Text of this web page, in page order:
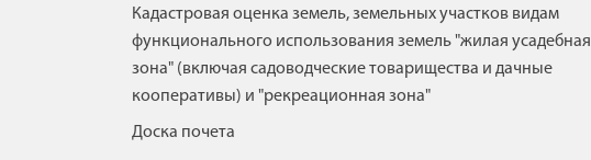
Кадастровая оценка земель, земельных участков видам
функционального использования земель "жилая усадебная
зона" (включая садоводческие товарищества и дачные
кооперативы) и "рекреационная зона"
Доска почета